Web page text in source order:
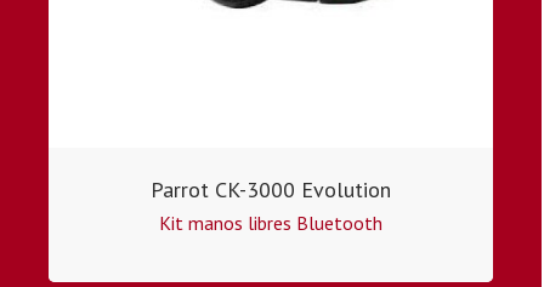
Parrot CK-3000 Evolution
Kit manos libres Bluetooth